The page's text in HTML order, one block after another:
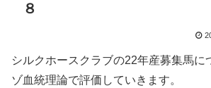
８
シルクホースクラブの22年産募集馬に
ゾ血統理論で評価していきます。